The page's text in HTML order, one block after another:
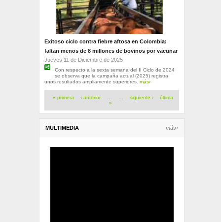
Exitoso ciclo contra fiebre aftosa en Colombia:
faltan menos de 8 millones de bovinos por vacunar
Jueves 11 de Diciembre de 2025
Con respecto a la sexta semana del II Ciclo de 2024
se observa que la campaña actual (2025) registra
unos resultados ampliamente superiores. más›
Páginas
« primera ‹ anterior … … siguiente ›
última
»
MULTIMEDIA más›